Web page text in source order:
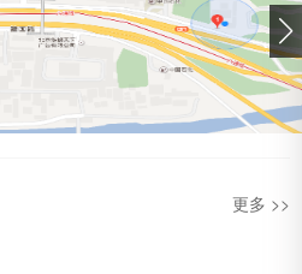
更多 >>